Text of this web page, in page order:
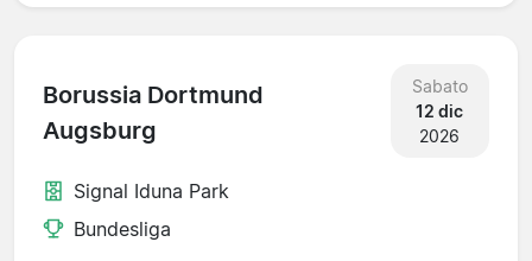
Borussia Dortmund
Augsburg
Sabato
12 dic
2026
Signal Iduna Park
Bundesliga